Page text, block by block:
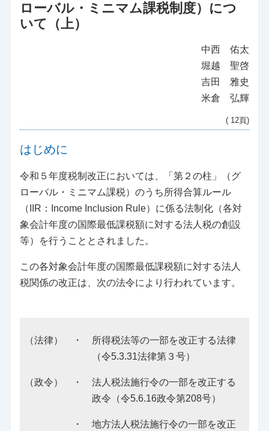
ローバル・ミニマム課税制度）につ
いて（上）
中西 佑太
堀越 聖啓
吉田 雅史
米倉 弘輝
( 12頁)
はじめに
令和５年度税制改正においては、「第２の柱」（グ
ローバル・ミニマム課税）のうち所得合算ルール
（IIR：Income Inclusion Rule）に係る法制化（各対
象会計年度の国際最低課税額に対する法人税の創設
等）を行うこととされました。
この各対象会計年度の国際最低課税額に対する法人
税関係の改正は、次の法令により行われています。
（法律） ・ 所得税法等の一部を改正する法律
（令5.3.31法律第３号）
（政令） ・ 法人税法施行令の一部を改正する
政令（令5.6.16政令第208号）
・ 地方法人税法施行令の一部を改正